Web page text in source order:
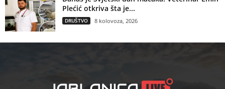
Plećić otkriva šta je...
DRUŠTVO 8 kolovoza, 2026